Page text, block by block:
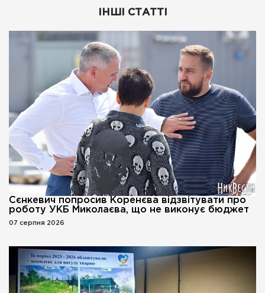
ІНШІ СТАТТІ
Сєнкевич попросив Коренєва відзвітувати про
роботу УКБ Миколаєва, що не виконує бюджет
07 серпня 2026